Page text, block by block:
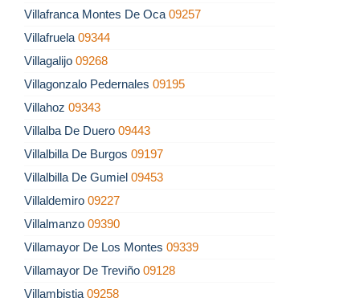
Villafranca Montes De Oca 09257
Villafruela 09344
Villagalijo 09268
Villagonzalo Pedernales 09195
Villahoz 09343
Villalba De Duero 09443
Villalbilla De Burgos 09197
Villalbilla De Gumiel 09453
Villaldemiro 09227
Villalmanzo 09390
Villamayor De Los Montes 09339
Villamayor De Treviño 09128
Villambistia 09258